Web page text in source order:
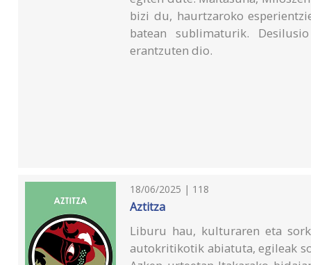
bizi du, haurtzaroko
batean sublimaturik.
erantzuten dio.
18/06/2025 | 118
Aztitza
Liburu hau, kulturaren eta
autokritikotik abiatuta, egileak